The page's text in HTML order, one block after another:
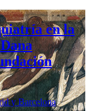
en la
y Barcelona